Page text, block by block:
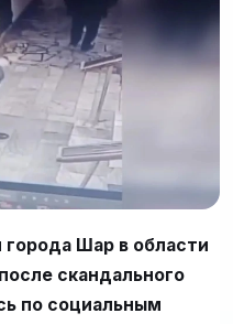
города Шар в области
скандального
по социальным